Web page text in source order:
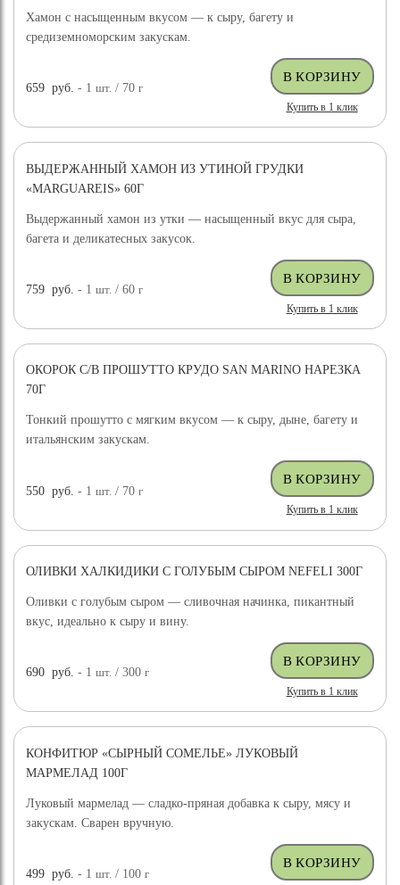
Хамон с насыщенным вкусом — к сыру, багету и
средиземноморским закускам.
659 руб. - 1шт. / 70г
Купить в 1 клик
ВЫДЕРЖАННЫЙ ХАМОН ИЗ УТИНОЙ ГРУДКИ
«MARGUAREIS» 60Г
Выдержанный хамон из утки — насыщенный вкус для сыра,
багета и деликатесных закусок.
759 руб. - 1шт. / 60г
Купить в 1 клик
ОКОРОК С/В ПРОШУТТО КРУДО SAN MARINO НАРЕЗКА
70Г
Тонкий прошутто с мягким вкусом — к сыру, дыне, багету и
итальянским закускам.
550 руб. - 1шт. / 70г
Купить в 1 клик
ОЛИВКИ ХАЛКИДИКИ С ГОЛУБЫМ СЫРОМ NEFELI 300Г
Оливки с голубым сыром — сливочная начинка, пикантный
вкус, идеально к сыру и вину.
690 руб. - 1шт. / 300г
Купить в 1 клик
КОНФИТЮР «СЫРНЫЙ СОМЕЛЬЕ» ЛУКОВЫЙ
МАРМЕЛАД 100Г
Луковый мармелад — сладко-пряная добавка к сыру, мясу и
закускам. Сварен вручную.
499 руб. - 1шт. / 100г